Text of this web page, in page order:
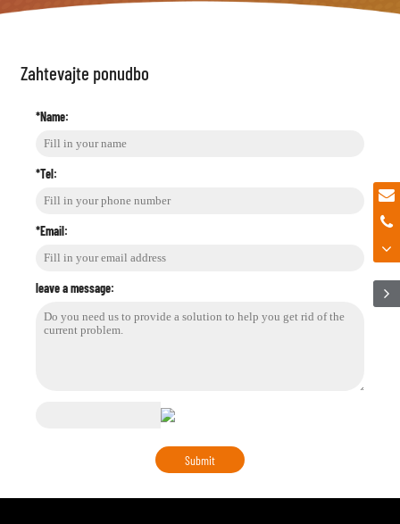
Zahtevajte ponudbo
*Name:
*Tel:
*Email:
leave a message: